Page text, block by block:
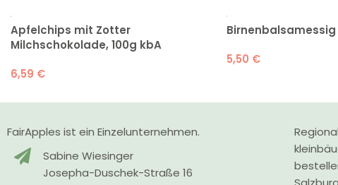
Apfelchips mit Zotter
Milchschokolade, 100g kbA
6,59 €
Birnenbalsamessig
5,50 €
FairApples ist ein Einzelunternehmen.
Sabine Wiesinger
Josepha-Duschek-Straße 16